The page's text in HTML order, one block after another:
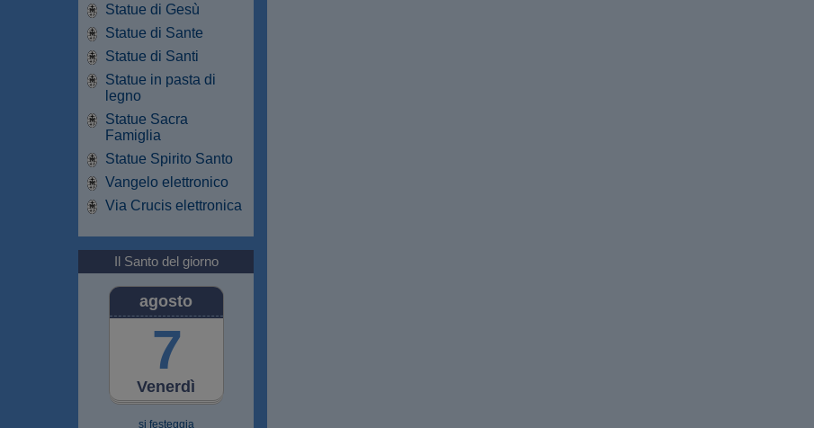
Statue di Gesù
Statue di Sante
Statue di Santi
Statue in pasta di
legno
Statue Sacra
Famiglia
Statue Spirito Santo
Vangelo elettronico
Via Crucis elettronica
Il Santo del giorno
Venerdì
agosto
7
si festeggia